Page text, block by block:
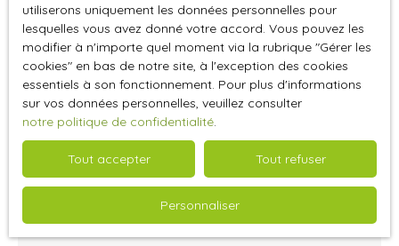
€ /mois HT HC
utiliserons uniquement les données personnelles pour
lesquelles vous avez donné votre accord. Vous pouvez les
modifier à n'importe quel moment via la rubrique ″Gérer les
cookies″ en bas de notre site, à l'exception des cookies
essentiels à son fonctionnement. Pour plus d'informations
sur vos données personnelles, veuillez consulter
notre politique de confidentialité.
Tout accepter Tout refuser
Personnaliser